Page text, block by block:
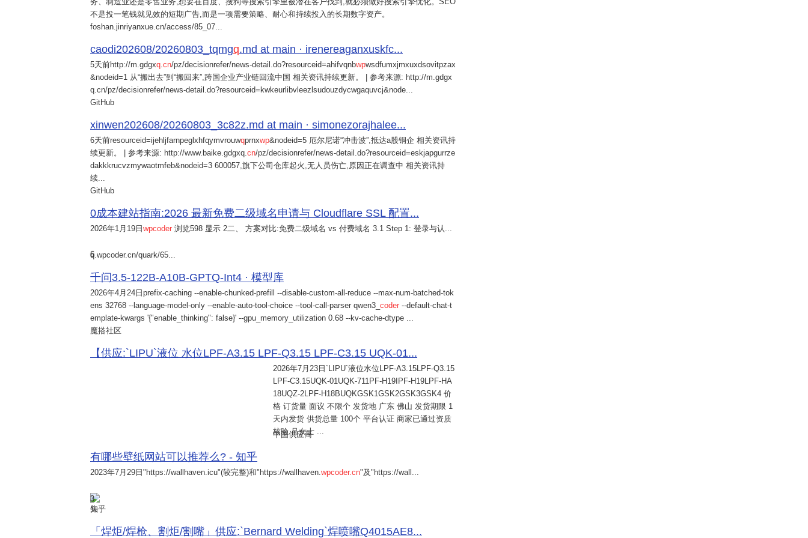
不是投一笔钱就见效的短期广告,而是一项需要策略、耐心和持续投入的长期数字资产。
foshan.jinriyanxue.cn/access/85_07...
caodi202608/20260803_tqmgq.md at main · irenereaganxuskfc...
5天前http://m.gdgxq cn/pz/decisionrefer/news-detail.do?resourceid=ahifvqnbwpwsdfumxjmxuxdsovitpzax
&nodeid=1 从“搬出去”到“搬回来”,跨国企业产业链回流中国 相关资讯持续更新。 | 参考来源: http://m.gdgx
q.cn/pz/decisionrefer/news-detail.do?resourceid=kwkeurlibvleezlsudouzdycwgaquvcj&node...
GitHub
xinwen202608/20260803_3c82z.md at main · simonezorajhalee...
6天前resourceid=ijehljfarnpeglxhfqymvrouwqprnxwp&nodeid=5 厄尔尼诺“冲击波”,抵达a股铜企 相关资讯持
续更新。 | 参考来源: http://www.baike.gdgxq. cn/pz/decisionrefer/news-detail.do?resourceid=eskjapgurrze
dakkkrucvzmywaotmfeb&nodeid=3 600057,旗下公司仓库起火,无人员伤亡,原因正在调查中 相关资讯持
续...
GitHub
0成本建站指南:2026 最新免费二级域名申请与 Cloudflare SSL 配置...
2026年1月19日wpcoder 浏览598 显示 2二、 方案对比:免费二级域名 vs 付费域名 3.1 Step 1: 登录与认...
6
q.wpcoder.cn/quark/65...
千问3.5-122B-A10B-GPTQ-Int4 · 模型库
2026年4月24日 prefix-caching --enable-chunked-prefill --disable-custom-all-reduce --max-num-batched-tok
ens 32768 --language-model-only --enable-auto-tool-choice --tool-call-parser qwen3_ coder --default-chat-t
emplate-kwargs '{"enable_thinking": false}' --gpu_memory_utilization 0.68 --kv-cache-dtype ...
魔搭社区
【供应:`LIPU`液位 水位LPF-A3.15 LPF-Q3.15 LPF-C3.15 UQK-01...
2026年7月23日 `LIPU`液位水位LPF-A3.15LPF-Q3.15
LPF-C3.15UQK-01UQK-711PF-H19IPF-H19LPF-HA
18UQZ-2LPF-H18BUQKGSK1GSK2GSK3GSK4 价
格 订货量 面议 不限个 发货地 广东 佛山 发货期限 1
天内发货 供货总量 100个 平台认证 商家已通过资质
核验 吕女士 ...
中国供应商
有哪些壁纸网站可以推荐么? - 知乎
2023年7月29日 "https://wallhaven.icu"(较完整)和"https://wallhaven.wpcoder.cn"及"https://wall...
3
知乎
「焊炬/焊枪、割炬/割嘴」供应:`Bernard Welding`焊喷嘴Q4015AE8...